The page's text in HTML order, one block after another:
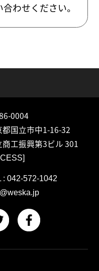
わせください。
0004
都国立市中1-16-32
商工振興第3ビル 301
:042-572-1042